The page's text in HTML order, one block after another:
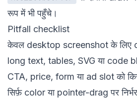
रूप में भी पहुँचे।
Pitfall checklist
केवल desktop screenshot के लिए
long text, tables, SVG या code
CTA, price, form या ad slot को
सिर्फ़ color या pointer-drag पर